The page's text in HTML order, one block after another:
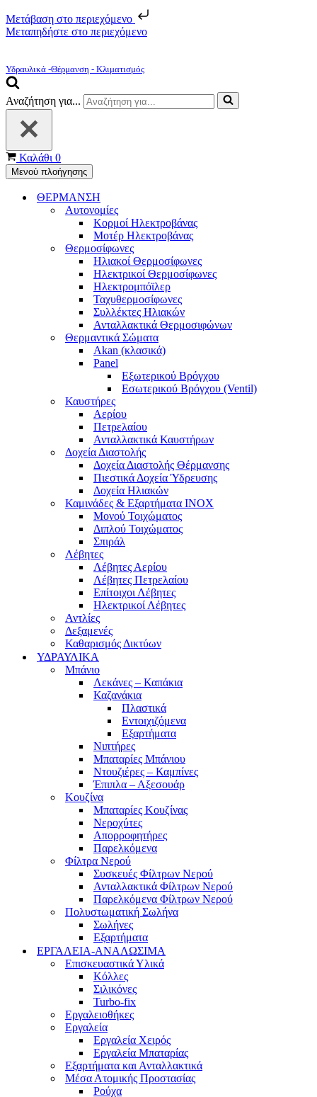
Μετάβαση στο περιεχόμενο
Μεταπηδήστε στο περιεχόμενο
Υδραυλικά -Θέρμανση - Κλιματισμός
Αναζήτηση για...
Καλάθι 0
Μενού πλοήγησης
ΘΕΡΜΑΝΣΗ
Αυτονομίες
Κορμοί Ηλεκτροβάνας
Μοτέρ Ηλεκτροβάνας
Θερμοσίφωνες
Ηλιακοί Θερμοσίφωνες
Ηλεκτρικοί Θερμοσίφωνες
Ηλεκτρομπόϊλερ
Ταχυθερμοσίφωνες
Συλλέκτες Ηλιακών
Ανταλλακτικά Θερμοσιφώνων
Θερμαντικά Σώματα
Akan (κλασικά)
Panel
Εξωτερικού Βρόγχου
Εσωτερικού Βρόγχου (Ventil)
Καυστήρες
Αερίου
Πετρελαίου
Ανταλλακτικά Καυστήρων
Δοχεία Διαστολής
Δοχεία Διαστολής Θέρμανσης
Πιεστικά Δοχεία Ύδρευσης
Δοχεία Ηλιακών
Καμινάδες & Εξαρτήματα ΙΝΟΧ
Μονού Τοιχώματος
Διπλού Τοιχώματος
Σπιράλ
Λέβητες
Λέβητες Αερίου
Λέβητες Πετρελαίου
Επίτοιχοι Λέβητες
Ηλεκτρικοί Λέβητες
Αντλίες
Δεξαμενές
Καθαρισμός Δικτύων
ΥΔΡΑΥΛΙΚΑ
Μπάνιο
Λεκάνες – Καπάκια
Καζανάκια
Πλαστικά
Εντοιχιζόμενα
Εξαρτήματα
Νιπτήρες
Μπαταρίες Μπάνιου
Ντουζιέρες – Καμπίνες
Έπιπλα – Αξεσουάρ
Κουζίνα
Μπαταρίες Κουζίνας
Νεροχύτες
Απορροφητήρες
Παρελκόμενα
Φίλτρα Νερού
Συσκευές Φίλτρων Νερού
Ανταλλακτικά Φίλτρων Νερού
Παρελκόμενα Φίλτρων Νερού
Πολυστωματική Σωλήνα
Σωλήνες
Εξαρτήματα
ΕΡΓΑΛΕΙΑ-ΑΝΑΛΩΣΙΜΑ
Επισκευαστικά Υλικά
Κόλλες
Σιλικόνες
Turbo-fix
Εργαλειοθήκες
Εργαλεία
Εργαλεία Χειρός
Εργαλεία Μπαταρίας
Εξαρτήματα και Ανταλλακτικά
Μέσα Ατομικής Προστασίας
Ρούχα